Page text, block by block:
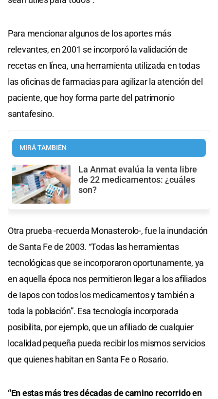
Para mencionar algunos de los aportes más
relevantes, en 2001 se incorporó la validación de
recetas en línea, una herramienta utilizada en todas
las oficinas de farmacias para agilizar la atención del
paciente, que hoy forma parte del patrimonio
santafesino.
MIRÁ TAMBIÉN
La Anmat evalúa la venta libre
de 22 medicamentos: ¿cuáles
son?
Otra prueba -recuerda Monasterolo-, fue la inundación
de Santa Fe de 2003. “Todas las herramientas
tecnológicas que se incorporaron oportunamente, ya
en aquella época nos permitieron llegar a los afiliados
de Iapos con todos los medicamentos y también a
toda la población”. Esa tecnología incorporada
posibilita, por ejemplo, que un afiliado de cualquier
localidad pequeña pueda recibir los mismos servicios
que quienes habitan en Santa Fe o Rosario.
“En estas más tres décadas de camino recorrido en